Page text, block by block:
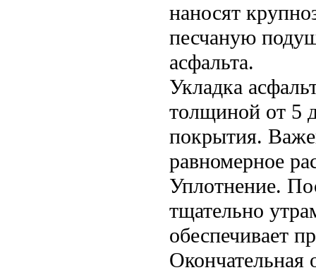
наносят
песчаную
асфальта.
Укладка
толщиной от 5
покрытия.
равномерное
Уплотнение.
тщательно
обеспечивает
Окончательная